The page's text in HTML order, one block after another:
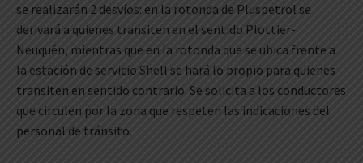
se realizarán 2 desvíos: en la rotonda de Pluspetrol se
derivará a quienes transiten en el sentido Plottier-
Neuquén, mientras que en la rotonda que se ubica frente a
la estación de servicio Shell se hará lo propio para quienes
transiten en sentido contrario. Se solicita a los conductores
que circulen por la zona que respeten las indicaciones del
personal de tránsito.